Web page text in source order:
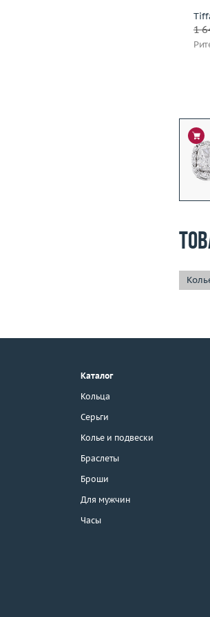
г. Москва, Тихвинский пер., д. 7,
3D-тур по шоуруму
1
Каталог
Кольца
Серьги
Колье и подвески
Браслеты
Броши
Для мужчин
Часы